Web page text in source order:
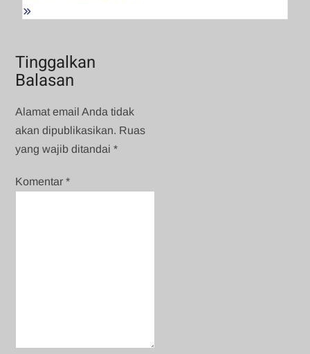
Tinggalkan
Balasan
Alamat email Anda tidak
akan dipublikasikan. Ruas
yang wajib ditandai*
Komentar*